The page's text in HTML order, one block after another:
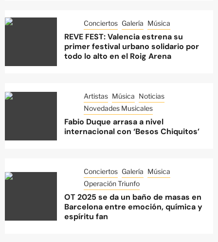
Conciertos Galería Música
REVE FEST: Valencia estrena su
primer festival urbano solidario por
todo lo alto en el Roig Arena
Artistas Música Noticias
Novedades Musicales
Fabio Duque arrasa a nivel
internacional con ‘Besos Chiquitos’
Conciertos Galería Música
Operación Triunfo
OT 2025 se da un baño de masas en
Barcelona entre emoción, química y
espíritu fan